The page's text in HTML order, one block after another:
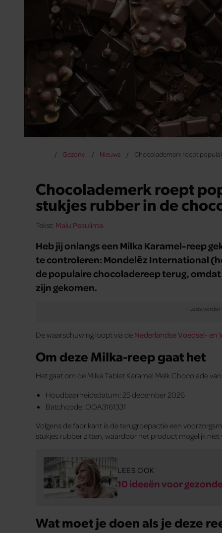
Gezond Nieuws Chocolademerk roept
Chocolademerk roept
stukjes rubber in de
Tekst: Malu Pesulima
Heb jij onlangs een Milka Karamel-reep
te controleren: Mondelēz International
de populaire chocoladereep terug,
zijn gekomen.
De waarschuwing loopt via de Nederlandse Voedsel- en
Om deze Milka-reep gaat het
Het gaat om de Milka Tablet Karamel Melk Chocolade
Houdbaarheidsdatum: 25 december 2026
Batchcode: OOA3161331
Volgens de fabrikant is de terugroepactie een
stukjes rubber zitten, waardoor het product mogelijk niet
LEES OOK
10 ideeën voor
Wat moet je doen als je deze